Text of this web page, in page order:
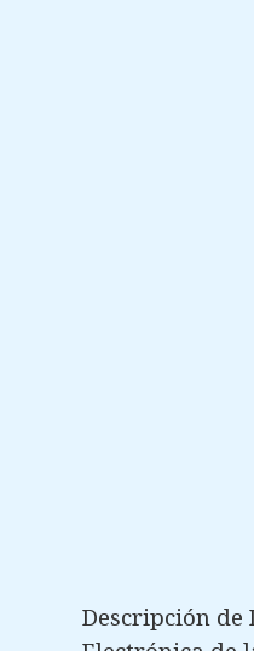
Descripción de